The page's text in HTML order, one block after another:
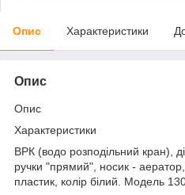
Опис Характеристики
Опис
Опис
Характеристики
ВРК (водо розподільний кран),
ручки "прямий", носик -
пластик, колір білий. Модель